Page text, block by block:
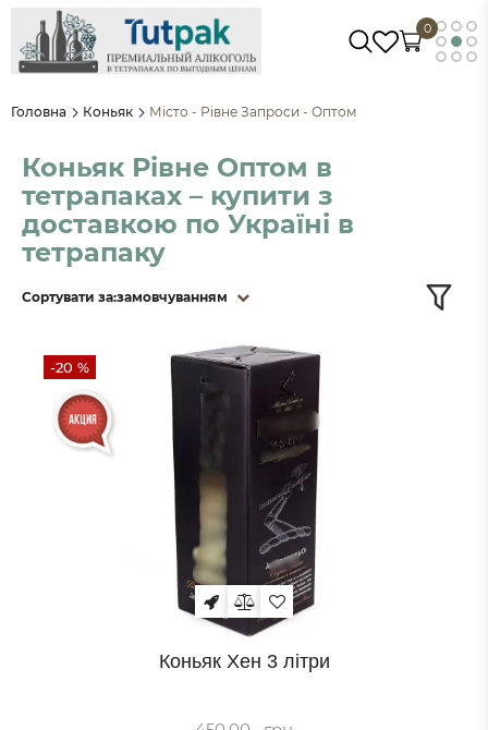
0
Головна Коньяк Місто - Рівне Запроси - Оптом
Коньяк Рівне Оптом в
тетрапаках – купити з
доставкою по Україні в
тетрапаку
Сортувати за:замовчуванням
-20 %
Коньяк Хен 3 літри